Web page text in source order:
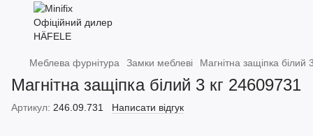
Меблева фурнітура Замки меблеві Магнітна защіпка білий
Магнітна защіпка білий 3 кг 24609731
Артикул: 246.09.731 Написати відгук